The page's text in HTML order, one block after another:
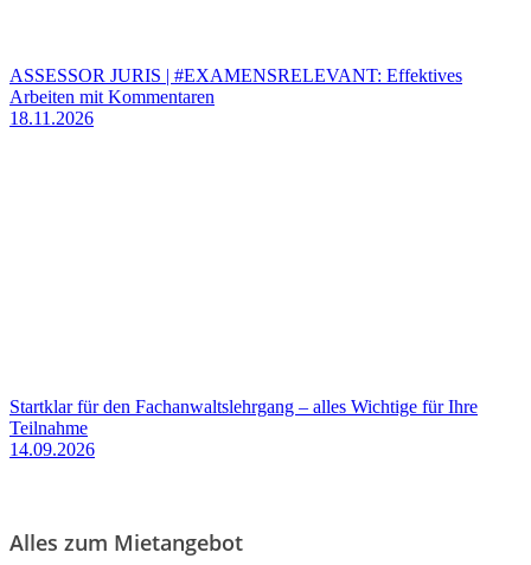
ASSESSOR JURIS | #EXAMENSRELEVANT: Effektives
Arbeiten mit Kommentaren
18.11.2026
Startklar für den Fachanwaltslehrgang – alles Wichtige für Ihre
Teilnahme
14.09.2026
Alles zum Mietangebot